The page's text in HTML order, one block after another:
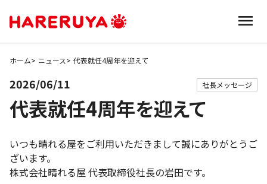
ホーム ニュース 代表就任4周年を迎えて
2026/06/11 社長メッセージ
代表就任4周年を迎えて
いつも晴れる屋をご利用いただきまして誠にありがとうご
ざいます。
株式会社晴れる屋 代表取締役社長の岩田です。